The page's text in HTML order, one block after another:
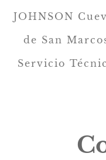
JOHNSON
de San
Servicio